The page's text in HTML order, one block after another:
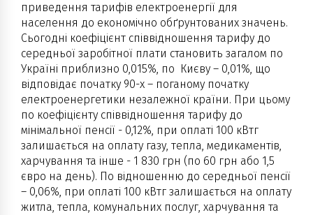
приведення тарифів електроенергії для
населення до економічно обґрунтованих значень.
Сьогодні коефіцієнт співвідношення тарифу до
середньої заробітної плати становить загалом по
Україні приблизно 0,015%, по Києву – 0,01%, що
відповідає початку 90-х – поганому початку
електроенергетики незалежної країни. При цьому
по коефіцієнту співвідношення тарифу до
мінімальної пенсії - 0,12%, при оплаті 100 кВтг
залишається на оплату газу, тепла, медикаментів,
харчування та інше - 1 830 грн (по 60 грн або 1,5
євро на день). По відношенню до середньої пенсії
– 0,06%, при оплаті 100 кВтг залишається на оплату
житла, тепла, комунальних послуг, харчування та